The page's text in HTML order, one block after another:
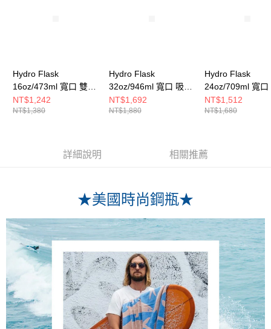
Hydro Flask
16oz/473ml 寬口 雙頭
輕量 真空 保溫瓶 藍寶
石
NT$1,242
NT$1,380
Hydro Flask
32oz/946ml 寬口 吸管
輕量 真空 保溫瓶 藍寶
石
NT$1,692
NT$1,880
Hydro Flask
24oz/709ml 寬口
輕量 真空 保溫瓶
石
NT$1,512
NT$1,680
詳細說明 相關推薦
★美國時尚鋼瓶★